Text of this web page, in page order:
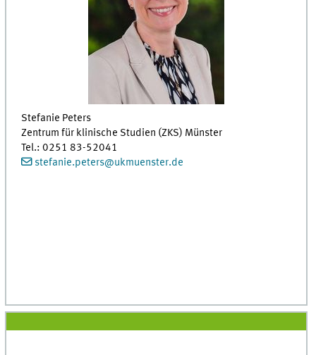
Stefanie Peters
Zentrum für klinische Studien (ZKS) Münster
Tel.: 0251 83-52041
stefanie.peters@ukmuenster.de